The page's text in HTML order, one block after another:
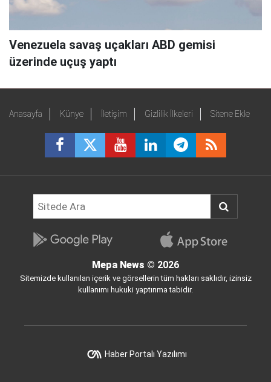
Venezuela savaş uçakları ABD gemisi
üzerinde uçuş yaptı
Anasayfa Künye İletişim Gizlilik İlkeleri Sitene Ekle
Mepa News © 2026
Sitemizde kullanılan içerik ve görsellerin tüm hakları saklıdır, izinsiz
kullanımı hukuki yaptırıma tabidir.
Haber Portalı Yazılımı